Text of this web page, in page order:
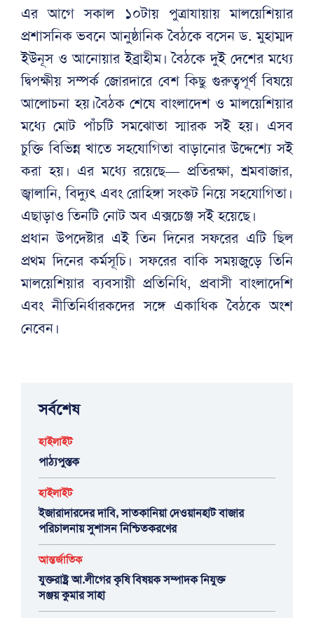
এর আগে সকাল ১০টায় পুত্রাযায়ায় মালয়েশিয়ার
প্রশাসনিক ভবনে আনুষ্ঠানিক বৈঠকে বসেন ড. মুহাম্মদ
ইউনূস ও আনোয়ার ইব্রাহীম। বৈঠকে দুই দেশের মধ্যে
দ্বিপক্ষীয় সম্পর্ক জোরদারে বেশ কিছু গুরুত্বপূর্ণ বিষয়ে
আলোচনা হয়।বৈঠক শেষে বাংলাদেশ ও মালয়েশিয়ার
মধ্যে মোট পাঁচটি সমঝোতা স্মারক সই হয়। এসব
চুক্তি বিভিন্ন খাতে সহযোগিতা বাড়ানোর উদ্দেশ্যে সই
করা হয়। এর মধ্যে রয়েছে— প্রতিরক্ষা, শ্রমবাজার,
জ্বালানি, বিদ্যুৎ এবং রোহিঙ্গা সংকট নিয়ে সহযোগিতা।
এছাড়াও তিনটি নোট অব এক্সচেঞ্জ সই হয়েছে।
প্রধান উপদেষ্টার এই তিন দিনের সফরের এটি ছিল
প্রথম দিনের কর্মসূচি। সফরের বাকি সময়জুড়ে তিনি
মালয়েশিয়ার ব্যবসায়ী প্রতিনিধি, প্রবাসী বাংলাদেশি
এবং নীতিনির্ধারকদের সঙ্গে একাধিক বৈঠকে অংশ
নেবেন।
সর্বশেষ
হাইলাইট
পাঠ্যপুস্তক
হাইলাইট
ইজারাদারদের দাবি, সাতকানিয়া দেওয়ানহাট বাজার
পরিচালনায় সুশাসন নিশ্চিতকরণের
আন্তর্জাতিক
যুক্তরাষ্ট্র আ.লীগের কৃষি বিষয়ক সম্পাদক নিযুক্ত
সঞ্জয় কুমার সাহা